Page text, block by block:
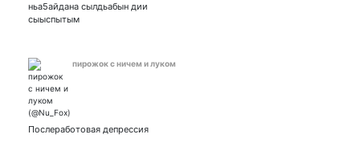
ньа5айдана сылдьабын дии
сыыспытым
пирожок с ничем и луком
Послеработовая депрессия